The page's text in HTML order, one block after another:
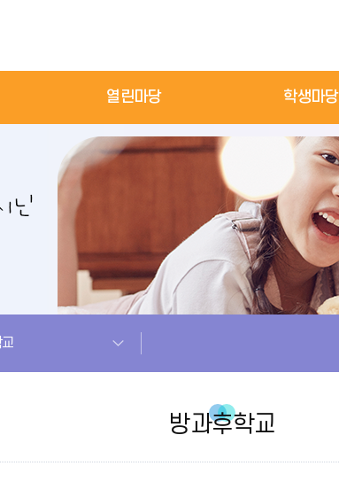
열린마당 학생마당
방과후학교